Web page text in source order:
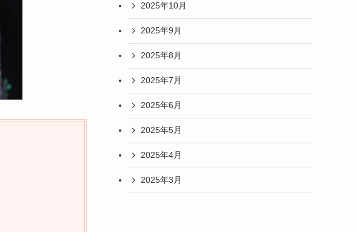
2025年10月
2025年9月
2025年8月
2025年7月
2025年6月
2025年5月
2025年4月
2025年3月